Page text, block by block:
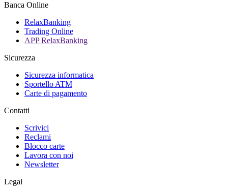
Banca Online
RelaxBanking
Trading Online
APP RelaxBanking
Sicurezza
Sicurezza informatica
Sportello ATM
Carte di pagamento
Contatti
Scrivici
Reclami
Blocco carte
Lavora con noi
Newsletter
Legal